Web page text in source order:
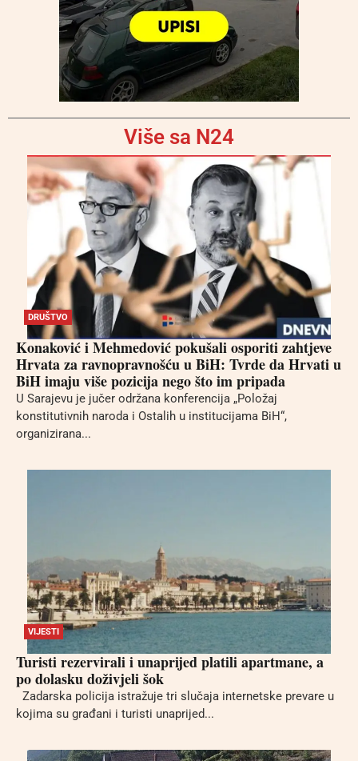
Više sa N24
DRUŠTVO
Konaković i Mehmedović pokušali osporiti zahtjeve
Hrvata za ravnopravnošću u BiH: Tvrde da Hrvati u
BiH imaju više pozicija nego što im pripada
U Sarajevu je jučer održana konferencija „Položaj
konstitutivnih naroda i Ostalih u institucijama BiH“,
organizirana...
VIJESTI
Turisti rezervirali i unaprijed platili apartmane, a
po dolasku doživjeli šok
Zadarska policija istražuje tri slučaja internetske prevare u
kojima su građani i turisti unaprijed...